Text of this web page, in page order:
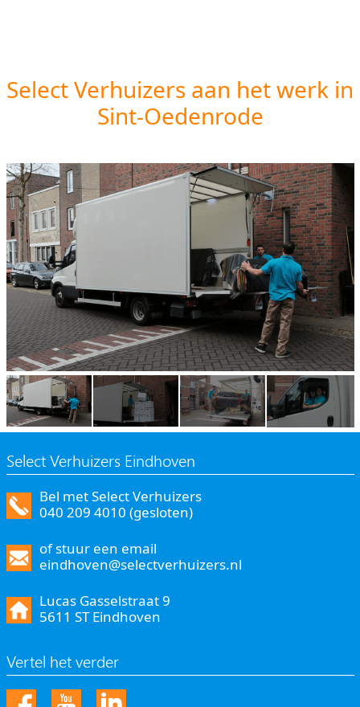
Select Verhuizers aan het werk in
Sint-Oedenrode
Select Verhuizers Eindhoven
Bel met Select Verhuizers
040 209 4010 (gesloten)
of stuur een email
eindhoven@selectverhuizers.nl
Lucas Gasselstraat 9
5611 ST Eindhoven
Vertel het verder